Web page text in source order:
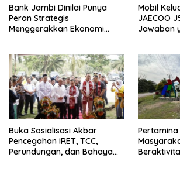
Bank Jambi Dinilai Punya
Peran Strategis
Menggerakkan Ekonomi
Mobil
JAECOO
Jawaban
Buka Sosialisasi Akbar
Pencegahan IRET, TCC,
Perundungan, dan Bahaya